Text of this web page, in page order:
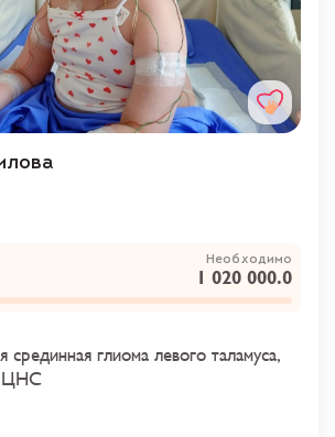
Необходимо
1 020 000.0
глиома левого таламуса,
ЦНС